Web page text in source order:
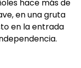
hace más de
en una gruta
en la entrada